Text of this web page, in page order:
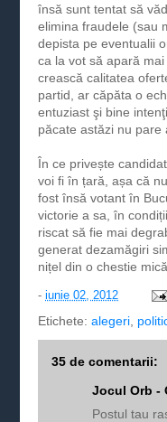
însă sunt tentat să
elimina fraudele (sau
depista pe eventualii
ca la vot să apară
crească calitatea
partid, ar căpăta o
entuziast şi bine
păcate astăzi nu pare
În ce privește
voi fi în țară, așa că
fost însă votant în
victorie a sa, în
riscat să fie mai
generat dezamăgiri
nițel din o chestie
- iunie 02, 2012
Etichete: alegeri
35 de comentarii:
Jocul Orb -
Postul tau